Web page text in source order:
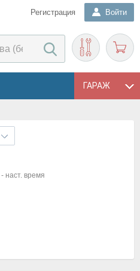
Регистрация Войти
ГАРАЖ
- наст. время